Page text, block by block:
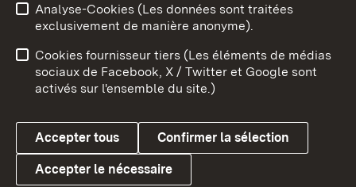
Link zum Landesportal
Conseils d'utilisation
Confidentialité
Cookies
Analyse-Cookies (Les données sont traitées
exclusivement de manière anonyme).
Cookies fournisseur tiers (Les éléments de médias
sociaux de Facebook, X / Twitter et Google sont
activés sur l'ensemble du site.)
Accepter tous Confirmer la sélection
Accepter le nécessaire